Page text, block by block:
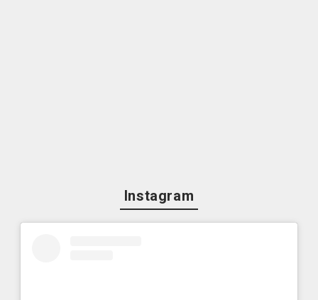
Instagram